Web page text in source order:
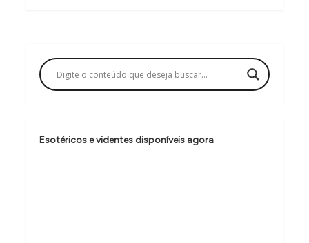
ç
ã
o
e
Esotéricos e videntes disponíveis agora